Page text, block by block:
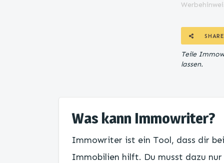
Teile
lassen.
Was kann Immowriter?
Immowriter ist ein Tool, dass dir
Immobilien hilft. Du musst dazu